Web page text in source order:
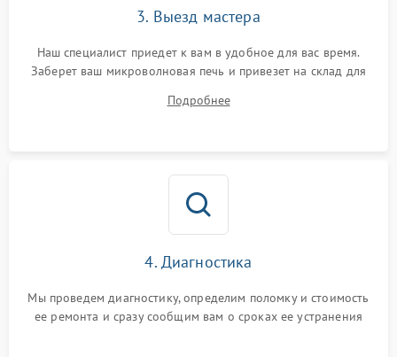
3. Выезд мастера
Наш специалист приедет к вам в удобное для вас время.
Заберет ваш микроволновая печь и привезет на склад для
Подробнее
4. Диагностика
Мы проведем диагностику, определим поломку и стоимость
ее ремонта и сразу сообщим вам о сроках ее устранения